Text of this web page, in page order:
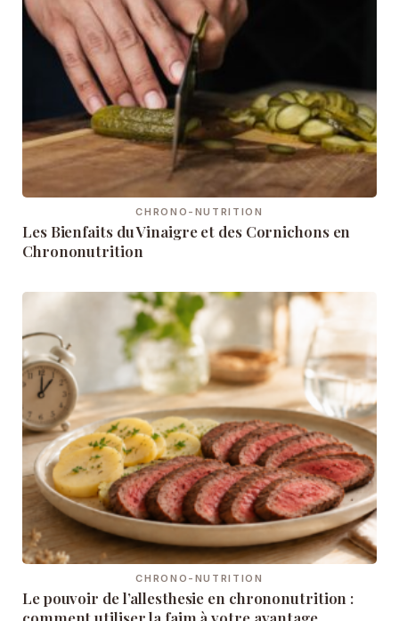
CHRONO-NUTRITION
Les Bienfaits du Vinaigre et des Cornichons en
Chrononutrition
CHRONO-NUTRITION
Le pouvoir de l’allesthesie en chrononutrition :